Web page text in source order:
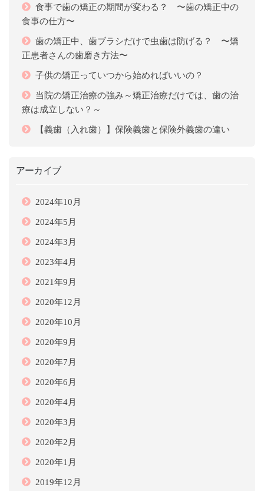
食事で歯の矯正の期間が変わる？ 〜歯の矯正中の
食事の仕方〜
歯の矯正中、歯ブラシだけで虫歯は防げる？ 〜矯
正患者さんの歯磨き方法〜
子供の矯正っていつから始めればいいの？
当院の矯正治療の強み～矯正治療だけでは、歯の治
療は成立しない？～
【義歯（入れ歯）】保険義歯と保険外義歯の違い
アーカイブ
2024年10月
2024年5月
2024年3月
2023年4月
2021年9月
2020年12月
2020年10月
2020年9月
2020年7月
2020年6月
2020年4月
2020年3月
2020年2月
2020年1月
2019年12月